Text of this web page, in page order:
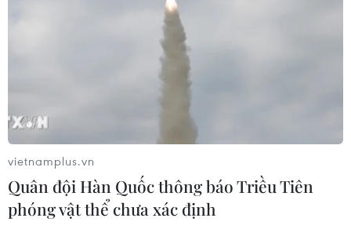
Ông Nguyễn Xuân Thắng phát biểu chỉ đạo.
(Ảnh: Văn Điệp/TTXVN)
Theo giáo sư, tiến sỹ Nguyễn Xuân Thắng, việc
quán triệt sâu sắc, thực hiện tốt Quyết định số
1309/QĐ-TTg và Chỉ thị số 34/CT-TTg về giáo dục
quyền con người sẽ góp phần vào thực hiện
vietnamplus.vn
Quân đội Hàn Quốc thông báo Triều Tiên
phóng vật thể chưa xác định